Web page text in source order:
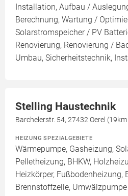
Installation, Aufbau /
Berechnung, Wartung /
Solarstromspeicher / PV
Renovierung, Renovierung /
Umbau, Sicherheitstechnik,
Stelling Haustechnik
Barchelerstr. 54, 27432 Oerel
HEIZUNG SPEZIALGEBIETE
Wärmepumpe, Gasheizung,
Pelletheizung, BHKW,
Heizkörper, Fußbodenheizung,
Brennstoffzelle, Umwälzpumpe